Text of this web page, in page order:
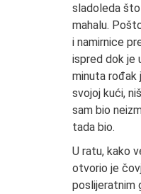
sladoleda što
mahalu.
i namirnice
ispred dok je
minuta rođak
svojoj kući,
sam bio
tada bio.
U ratu, kako
otvorio je
poslijeratnim